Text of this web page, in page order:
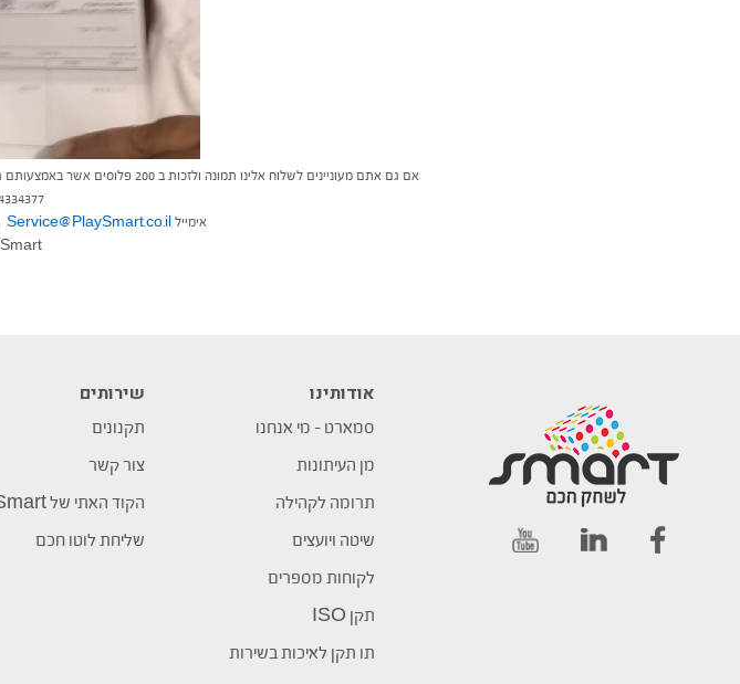
אימייל Service@PlaySmart.co.il
Smart – לשחק חכם !
אודותינו
סמארט – מי אנחנו
מן העיתונות
תרומה לקהילה
שיטה ויועצים
לקוחות מספרים
תקן ISO
תו תקן לאיכות בשירות
שירותים
תקנונים
צור קשר
הקוד האתי של Smart
שליחת לוטו חכם